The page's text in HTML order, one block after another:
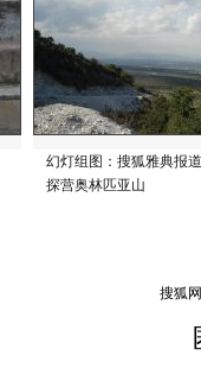
幻灯组图：搜狐雅典报
探营奥林匹亚山